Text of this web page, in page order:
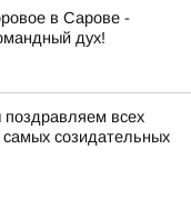
в Сарове -
дух!
поздравляем всех
самых созидательных